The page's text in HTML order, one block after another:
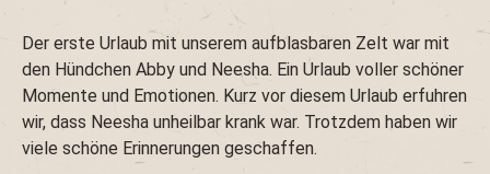
Der erste Urlaub mit unserem aufblasbaren Zelt war mit
den Hündchen Abby und Neesha. Ein Urlaub voller schöner
Momente und Emotionen. Kurz vor diesem Urlaub erfuhren
wir, dass Neesha unheilbar krank war. Trotzdem haben wir
viele schöne Erinnerungen geschaffen.